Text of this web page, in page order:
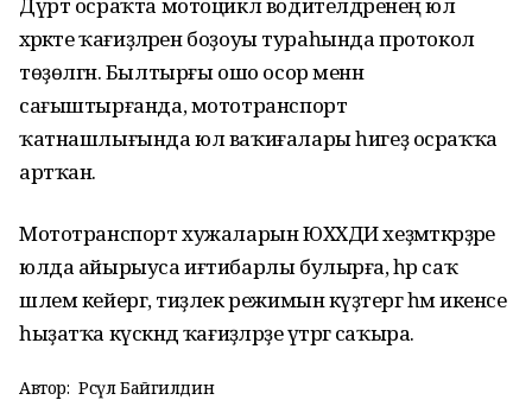
хәрәкәте ҡағиҙәләрен боҙоуы тураһында протокол
төҙөлгән. Былтырғы ошо осор менән
сағыштырғанда, мототранспорт
ҡатнашлығында юл ваҡиғалары һигеҙ осраҡҡа
артҡан.
Мототранспорт хужаларын ЮХХДИ хеҙмәткәрҙәре
юлда айырыуса иғтибарлы булырға, һәр саҡ
шлем кейергә, тиҙлек режимын күҙәтергә һәм икенсе
һыҙатҡа күскәндә ҡағиҙәләрҙе үтәргә саҡыра.
Автор: Рәсүл Байгилдин